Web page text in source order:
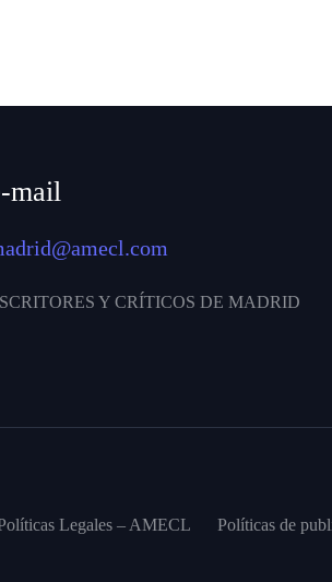
mail
Y CRÍTICOS DE MADRID
Legales – AMECL
Políticas de